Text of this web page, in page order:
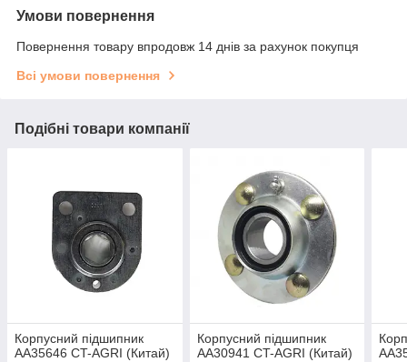
Умови повернення
Повернення товару впродовж 14 днів за рахунок покупця
Всі умови повернення
Подібні товари компанії
Корпусний підшипник
AA35646 CT-AGRI (Китай)
Корпусний підшипник
AA30941 CT-AGRI (Китай)